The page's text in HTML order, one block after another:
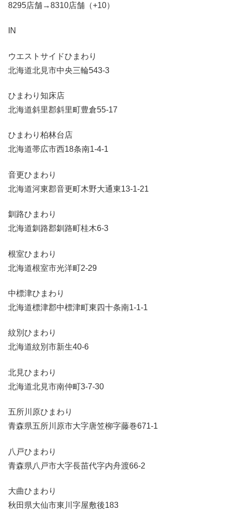
8295店舗→8310店舗（+10）
IN
ウエストサイドひまわり
北海道北見市中央三輪543-3
ひまわり知床店
北海道斜里郡斜里町豊倉55-17
ひまわり柏林台店
北海道帯広市西18条南1-4-1
音更ひまわり
北海道河東郡音更町木野大通東13-1-21
釧路ひまわり
北海道釧路郡釧路町桂木6-3
根室ひまわり
北海道根室市光洋町2-29
中標津ひまわり
北海道標津郡中標津町東四十条南1-1-1
紋別ひまわり
北海道紋別市新生40-6
北見ひまわり
北海道北見市南仲町3-7-30
五所川原ひまわり
青森県五所川原市大字唐笠柳字藤巻671-1
八戸ひまわり
青森県八戸市大字長苗代字内舟渡66-2
大曲ひまわり
秋田県大仙市東川字屋敷後183